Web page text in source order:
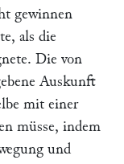
gewinnen
als die
Die von
Auskunft
mit einer
müsse, indem
und